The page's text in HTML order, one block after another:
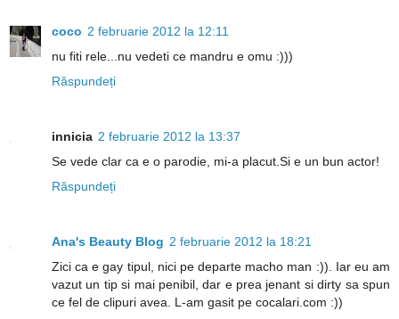
coco 2 februarie 2012 la 12:11
nu fiti rele...nu vedeti ce mandru e omu :)))
Răspundeți
innicia 2 februarie 2012 la 13:37
Se vede clar ca e o parodie, mi-a placut.Si e un bun actor!
Răspundeți
Ana's Beauty Blog 2 februarie 2012 la 18:21
Zici ca e gay tipul, nici pe departe macho man :)). Iar eu am
vazut un tip si mai penibil, dar e prea jenant si dirty sa spun
ce fel de clipuri avea. L-am gasit pe cocalari.com :))